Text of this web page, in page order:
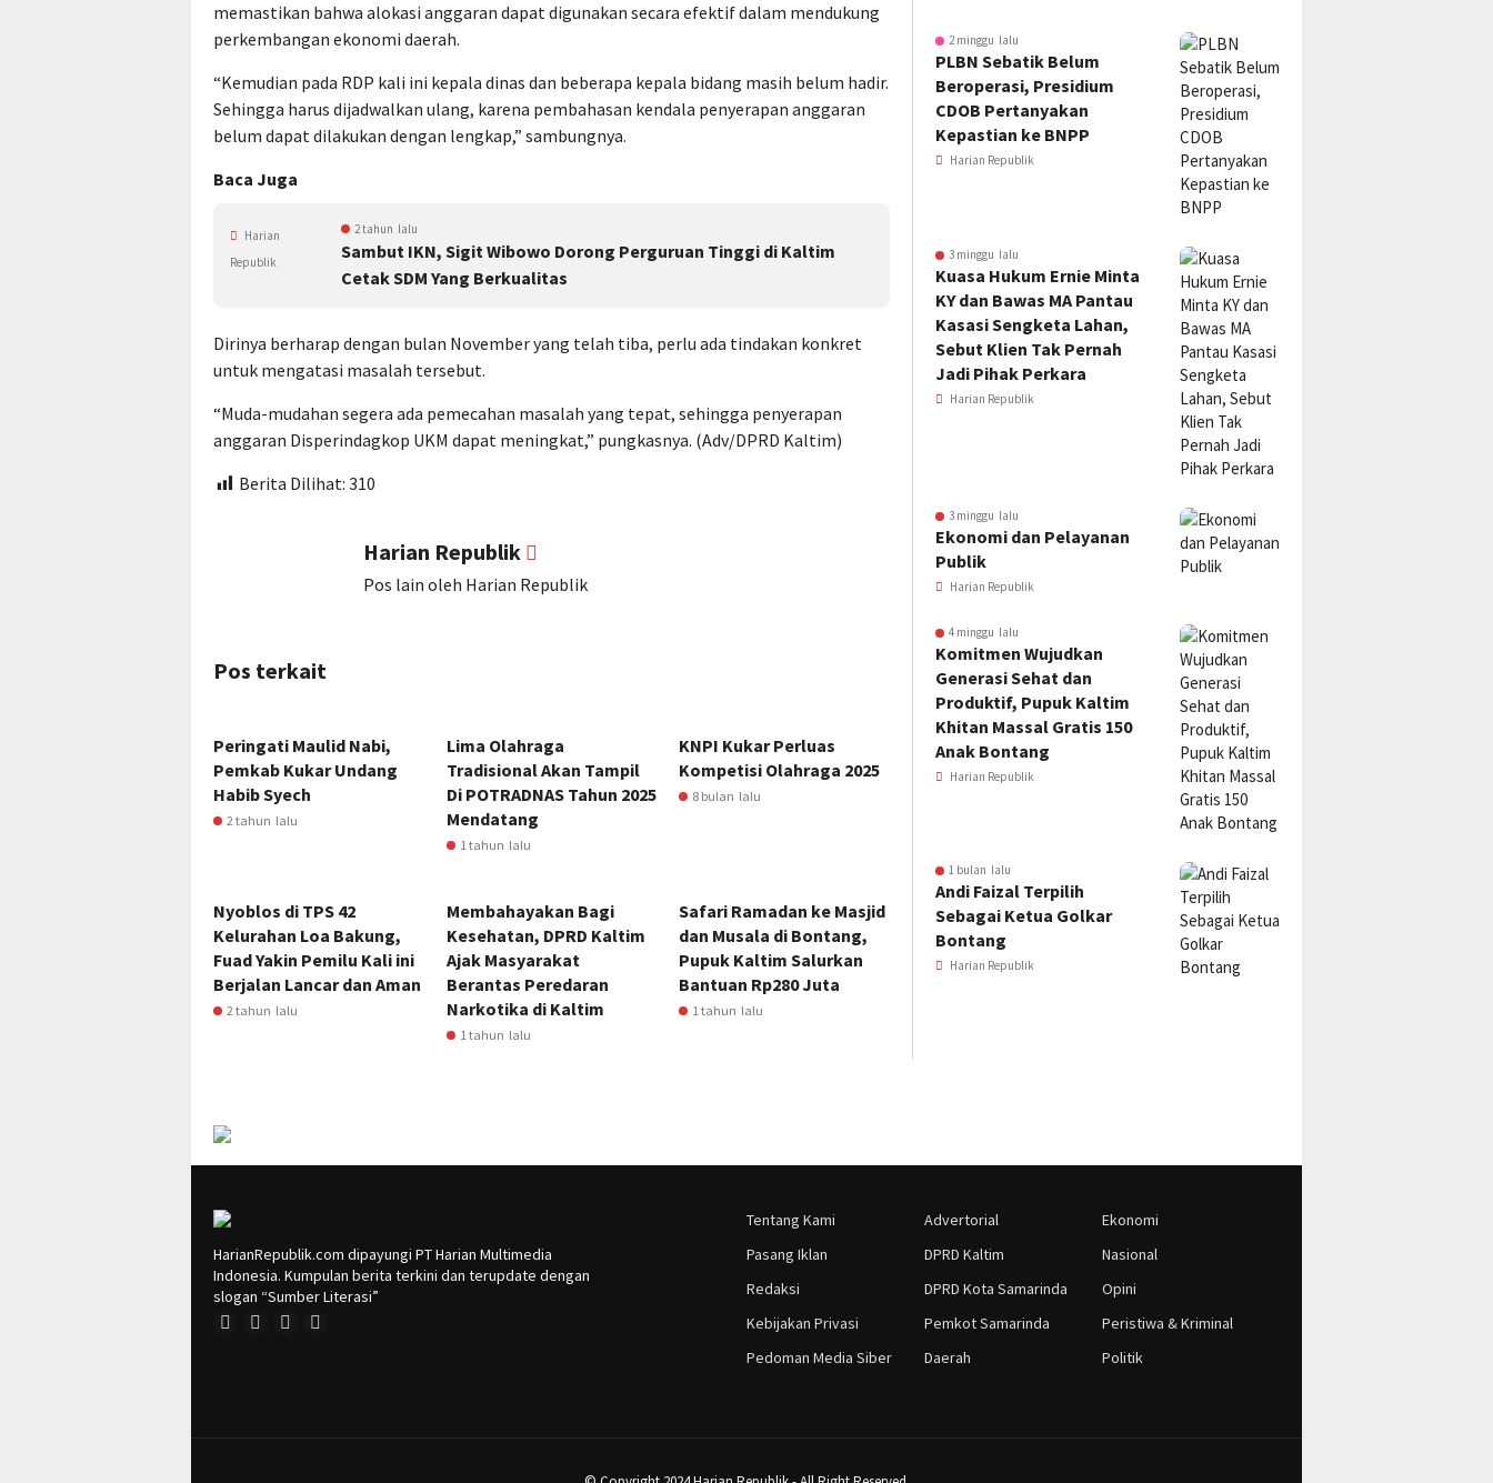
memastikan bahwa alokasi anggaran dapat digunakan secara efektif dalam mendukung
perkembangan ekonomi daerah.
“Kemudian pada RDP kali ini kepala dinas dan beberapa kepala bidang masih belum hadir.
Sehingga harus dijadwalkan ulang, karena pembahasan kendala penyerapan anggaran
belum dapat dilakukan dengan lengkap,” sambungnya.
Baca Juga
2 tahun lalu
Sambut IKN, Sigit Wibowo Dorong Perguruan Tinggi di Kaltim
Cetak SDM Yang Berkualitas
Harian
Republik
Dirinya berharap dengan bulan November yang telah tiba, perlu ada tindakan konkret
untuk mengatasi masalah tersebut.
“Muda-mudahan segera ada pemecahan masalah yang tepat, sehingga penyerapan
anggaran Disperindagkop UKM dapat meningkat,” pungkasnya. (Adv/DPRD Kaltim)
Berita Dilihat: 310
Harian Republik
Pos lain oleh Harian Republik
Pos terkait
Peringati Maulid Nabi,
Pemkab Kukar Undang
Habib Syech
2 tahun lalu
Lima Olahraga
Tradisional Akan Tampil
Di POTRADNAS Tahun 2025
Mendatang
1 tahun lalu
KNPI Kukar Perluas
Kompetisi Olahraga 2025
8 bulan lalu
Nyoblos di TPS 42
Kelurahan Loa Bakung,
Fuad Yakin Pemilu Kali ini
Berjalan Lancar dan Aman
2 tahun lalu
Membahayakan Bagi
Kesehatan, DPRD Kaltim
Ajak Masyarakat
Berantas Peredaran
Narkotika di Kaltim
1 tahun lalu
Safari Ramadan ke Masjid
dan Musala di Bontang,
Pupuk Kaltim Salurkan
Bantuan Rp280 Juta
1 tahun lalu
2 minggu lalu
PLBN Sebatik Belum
Beroperasi, Presidium
CDOB Pertanyakan
Kepastian ke BNPP
Harian Republik
3 minggu lalu
Kuasa Hukum Ernie Minta
KY dan Bawas MA Pantau
Kasasi Sengketa Lahan,
Sebut Klien Tak Pernah
Jadi Pihak Perkara
Harian Republik
3 minggu lalu
Ekonomi dan Pelayanan
Publik
Harian Republik
4 minggu lalu
Komitmen Wujudkan
Generasi Sehat dan
Produktif, Pupuk Kaltim
Khitan Massal Gratis 150
Anak Bontang
Harian Republik
1 bulan lalu
Andi Faizal Terpilih
Sebagai Ketua Golkar
Bontang
Harian Republik
Tentang Kami
Pasang Iklan
Redaksi
Kebijakan Privasi
Pedoman Media Siber
Advertorial
DPRD Kaltim
DPRD Kota Samarinda
Pemkot Samarinda
Daerah
Ekonomi
Nasional
Opini
Peristiwa & Kriminal
Politik
HarianRepublik.com dipayungi PT Harian Multimedia
Indonesia. Kumpulan berita terkini dan terupdate dengan
slogan “Sumber Literasi”